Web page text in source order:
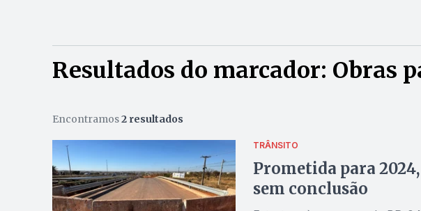
Resultados do marcador: Obras
Encontramos2 resultados
TRÂNSITO
Prometida para
sem conclusão